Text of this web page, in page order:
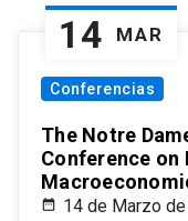
14 MAR
Conferencias
The Notre
Conference on
14 de Marzo